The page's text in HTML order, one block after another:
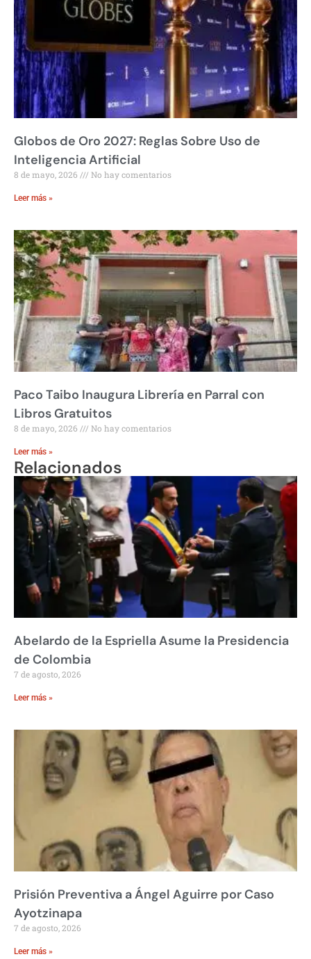
Globos de Oro 2027: Reglas Sobre Uso de
Inteligencia Artificial
8 de mayo, 2026 No hay comentarios
Leer más »
Paco Taibo Inaugura Librería en Parral con
Libros Gratuitos
8 de mayo, 2026 No hay comentarios
Leer más »
Relacionados
Abelardo de la Espriella Asume la Presidencia
de Colombia
7 de agosto, 2026
Leer más »
Prisión Preventiva a Ángel Aguirre por Caso
Ayotzinapa
7 de agosto, 2026
Leer más »